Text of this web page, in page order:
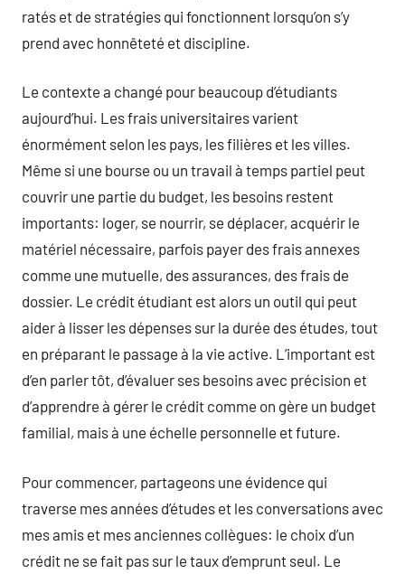
ratés et de stratégies qui fonctionnent lorsqu’on s’y
prend avec honnêteté et discipline.
Le contexte a changé pour beaucoup d’étudiants
aujourd’hui. Les frais universitaires varient
énormément selon les pays, les filières et les villes.
Même si une bourse ou un travail à temps partiel peut
couvrir une partie du budget, les besoins restent
importants: loger, se nourrir, se déplacer, acquérir le
matériel nécessaire, parfois payer des frais annexes
comme une mutuelle, des assurances, des frais de
dossier. Le crédit étudiant est alors un outil qui peut
aider à lisser les dépenses sur la durée des études, tout
en préparant le passage à la vie active. L’important est
d’en parler tôt, d’évaluer ses besoins avec précision et
d’apprendre à gérer le crédit comme on gère un budget
familial, mais à une échelle personnelle et future.
Pour commencer, partageons une évidence qui
traverse mes années d’études et les conversations avec
mes amis et mes anciennes collègues: le choix d’un
crédit ne se fait pas sur le taux d’emprunt seul. Le